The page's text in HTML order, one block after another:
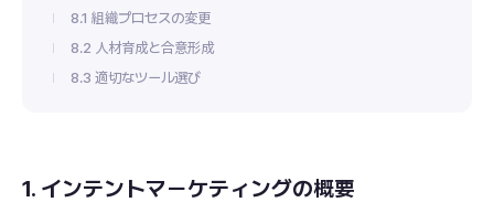
8.1 組織プロセスの変更
8.2 人材育成と合意形成
8.3 適切なツール選び
1. インテントマーケティングの概要